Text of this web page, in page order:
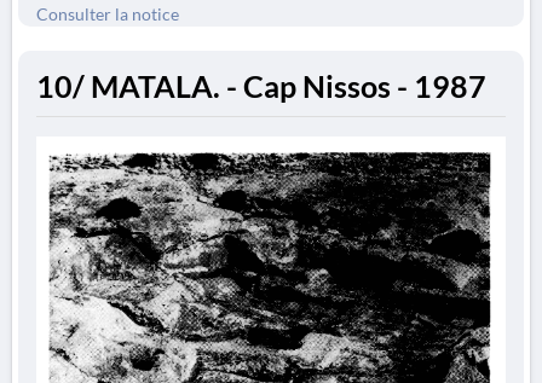
Consulter la notice
10/ MATALA. - Cap Nissos - 1987